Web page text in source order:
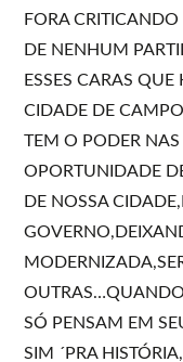
FORA
DE NENHUM
ESSES CARAS
CIDADE DE
TEM O PODER
OPORTUNIDADE
DE NOSSA
OUTRAS…QUANDO
SÓ PENSAM EM
SIM ´PRA